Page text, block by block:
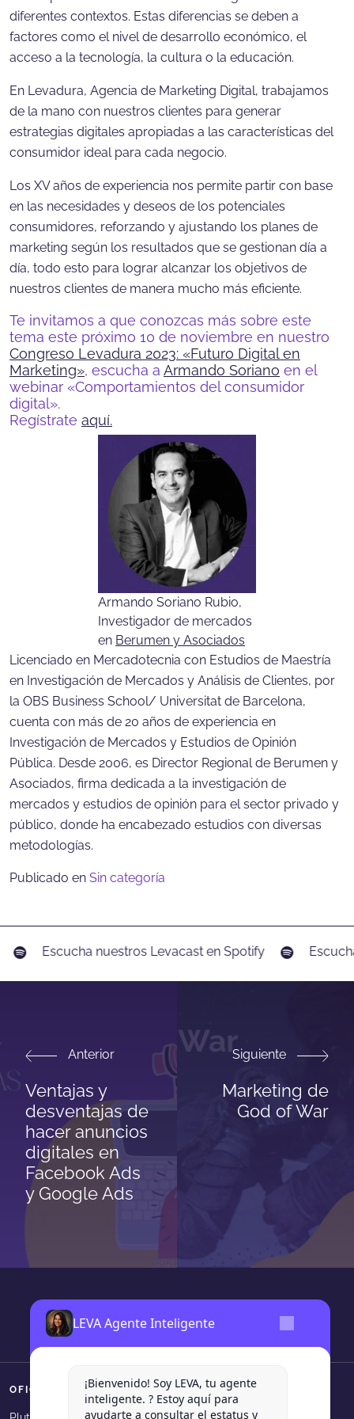
LEVA Agente Inteligente
¡Bienvenido! Soy LEVA, tu agente
inteligente. ? Estoy aquí para
ayudarte a consultar el estatus y
diferentes contextos. Estas diferencias se deben a
factores como el nivel de desarrollo económico, el
acceso a la tecnología, la cultura o la educación.
En Levadura, Agencia de Marketing Digital, trabajamos
de la mano con nuestros clientes para generar
estrategias digitales apropiadas a las características del
consumidor ideal para cada negocio.
Los XV años de experiencia nos permite partir con base
en las necesidades y deseos de los potenciales
consumidores, reforzando y ajustando los planes de
marketing según los resultados que se gestionan día a
día, todo esto para lograr alcanzar los objetivos de
nuestros clientes de manera mucho más eficiente.
Te invitamos a que conozcas más sobre este
tema este próximo 10 de noviembre en nuestro
Congreso Levadura 2023: «Futuro Digital en
Marketing», escucha a Armando Soriano en el
webinar «Comportamientos del consumidor
digital».
Regístrate aquí.
Armando Soriano Rubio,
Investigador de mercados
en Berumen y Asociados
Licenciado en Mercadotecnia con Estudios de Maestría
en Investigación de Mercados y Análisis de Clientes, por
la OBS Business School/ Universitat de Barcelona,
cuenta con más de 20 años de experiencia en
Investigación de Mercados y Estudios de Opinión
Pública. Desde 2006, es Director Regional de Berumen y
Asociados, firma dedicada a la investigación de
mercados y estudios de opinión para el sector privado y
público, donde ha encabezado estudios con diversas
metodologías.
Publicado en Sin categoría
Escucha nuestros Levacast en Spotify
Anterior
Ventajas y
desventajas de
hacer anuncios
digitales en
Facebook Ads
y Google Ads
Siguiente
Marketing de
God of War
OFICINAS SÍGUENOS
Levadura Agencia en
Levadura Agencia en
Levadura Agencia